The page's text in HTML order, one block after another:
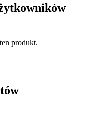
produkt.